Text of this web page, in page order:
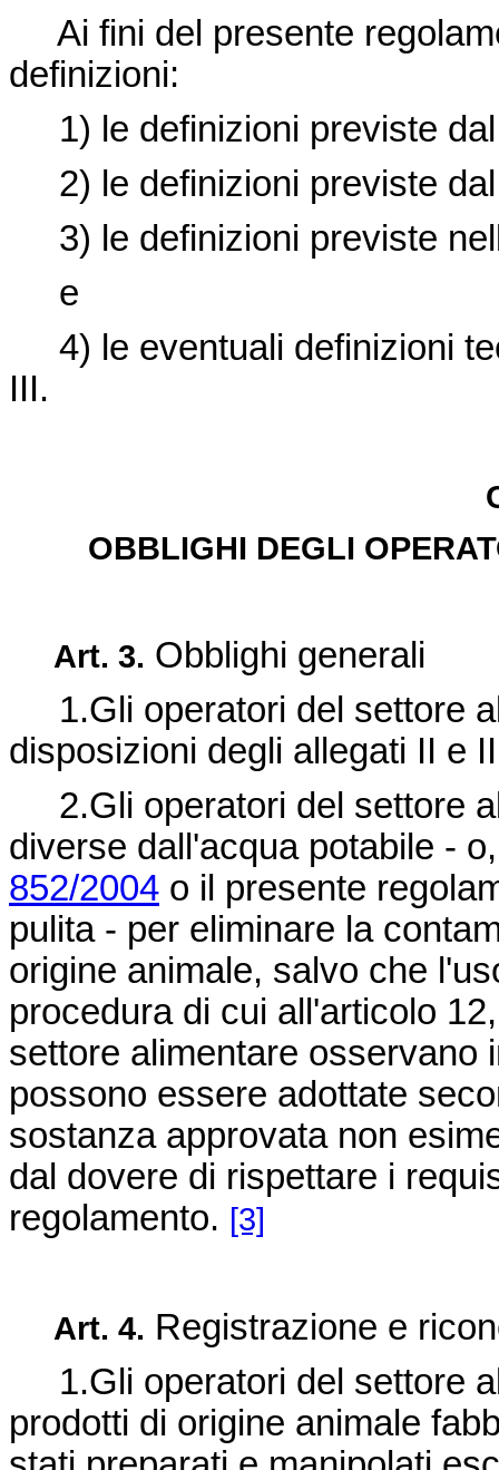
Ai fini del presente
definizioni:
1) le definizioni previste
2) le definizioni previste
3) le definizioni previste
e
4) le eventuali definizioni
III.
OBBLIGHI DEGLI
Art. 3. Obblighi generali
1.Gli operatori del settore
disposizioni degli allegati II e
2.Gli operatori del settore
diverse dall'acqua potabile -
852/2004 o il presente
pulita - per eliminare la
origine animale, salvo che
procedura di cui all'articolo
settore alimentare osservano
possono essere adottate
sostanza approvata non
dal dovere di rispettare i
regolamento. [3]
Art. 4. Registrazione e
1.Gli operatori del settore
prodotti di origine animale